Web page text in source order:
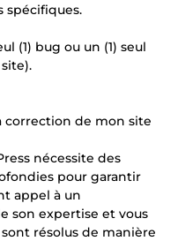
spécifiques.
(1) bug ou un (1) seul
correction de mon site
nécessite des
pour garantir
appel à un
son expertise et vous
résolus de manière